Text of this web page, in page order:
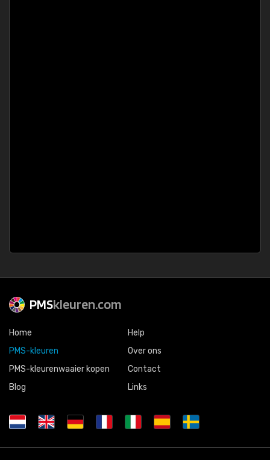
PMSkleuren.com
Home
PMS-kleuren
PMS-kleurenwaaier kopen
Blog
Help
Over ons
Contact
Links